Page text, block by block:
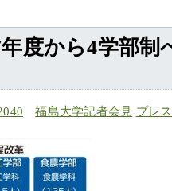
度から4学部制
福島大学記者会見 プレ